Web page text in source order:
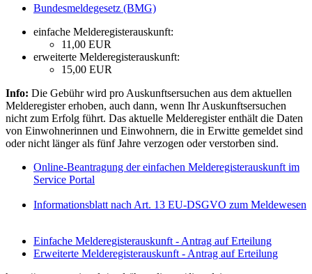
Bundesmeldegesetz (BMG)
einfache Melderegisterauskunft:
11,00 EUR
erweiterte Melderegisterauskunft:
15,00 EUR
Info: Die Gebühr wird pro Auskunftsersuchen aus dem aktuellen
Melderegister erhoben, auch dann, wenn Ihr Auskunftsersuchen
nicht zum Erfolg führt. Das aktuelle Melderegister enthält die Daten
von Einwohnerinnen und Einwohnern, die in Erwitte gemeldet sind
oder nicht länger als fünf Jahre verzogen oder verstorben sind.
Online-Beantragung der einfachen Melderegisterauskunft im
Service Portal
Informationsblatt nach Art. 13 EU-DSGVO zum Meldewesen
Einfache Melderegisterauskunft - Antrag auf Erteilung
Erweiterte Melderegisterauskunft - Antrag auf Erteilung